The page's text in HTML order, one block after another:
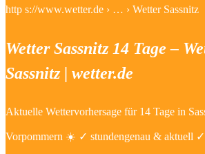
http s://www.wetter.de › … › Wetter Sassnitz
Wetter Sassnitz 14 Tage –
Sassnitz | wetter.de
Aktuelle Wettervorhersage für 14 Tage in
Vorpommern ☀️ ✓ stundengenau & aktuell ✓